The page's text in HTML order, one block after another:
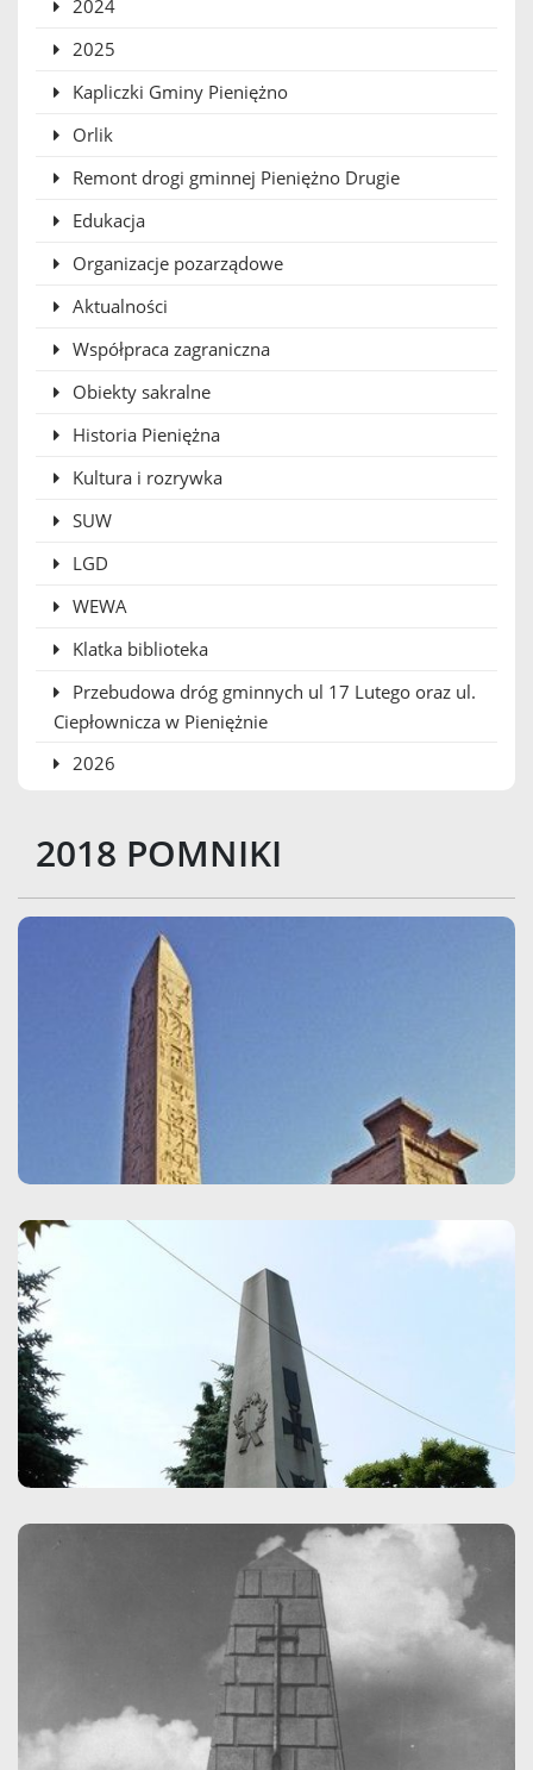
2024
2025
Kapliczki Gminy Pieniężno
Orlik
Remont drogi gminnej Pieniężno Drugie
Edukacja
Organizacje pozarządowe
Aktualności
Współpraca zagraniczna
Obiekty sakralne
Historia Pieniężna
Kultura i rozrywka
SUW
LGD
WEWA
Klatka biblioteka
Przebudowa dróg gminnych ul 17 Lutego oraz ul.
Ciepłownicza w Pieniężnie
2026
2018 POMNIKI